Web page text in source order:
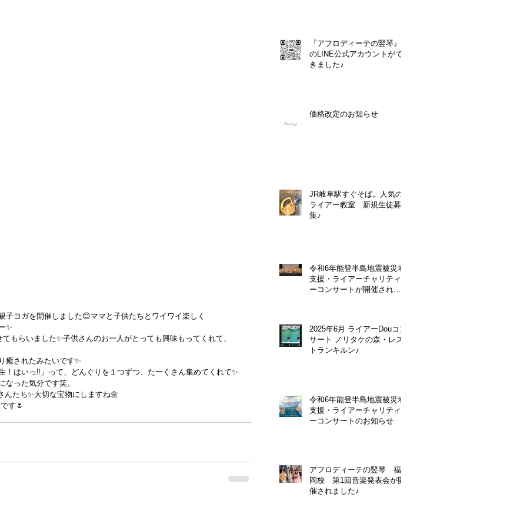
子ヨガを開催しました😊ママと子供たちとワイワイ楽しく
✨
もらいました✨子供さんのお一人がとっても興味もってくれて、
癒されたみたいです✨
！はいっ‼︎」って、どんぐりを１つずつ、たーくさん集めてくれて✨
なった気分です笑。
んたち✨大切な宝物にしますね🌼
す🌷
『アフロディーテの竪琴』
のLINE公式アカウントがで
きました♪
価格改定のお知らせ
JR岐阜駅すぐそば。人気の
ライアー教室 新規生徒募
集♪
令和6年能登半島地震被災地
支援・ライアーチャリティ
ーコンサートが開催されま
2025年6月 ライアーDouコン
サート ノリタケの森・レス
トランキルン♪
令和6年能登半島地震被災地
支援・ライアーチャリティ
ーコンサートのお知らせ
アフロディーテの竪琴 福
岡校 第1回音楽発表会が開
催されました♪